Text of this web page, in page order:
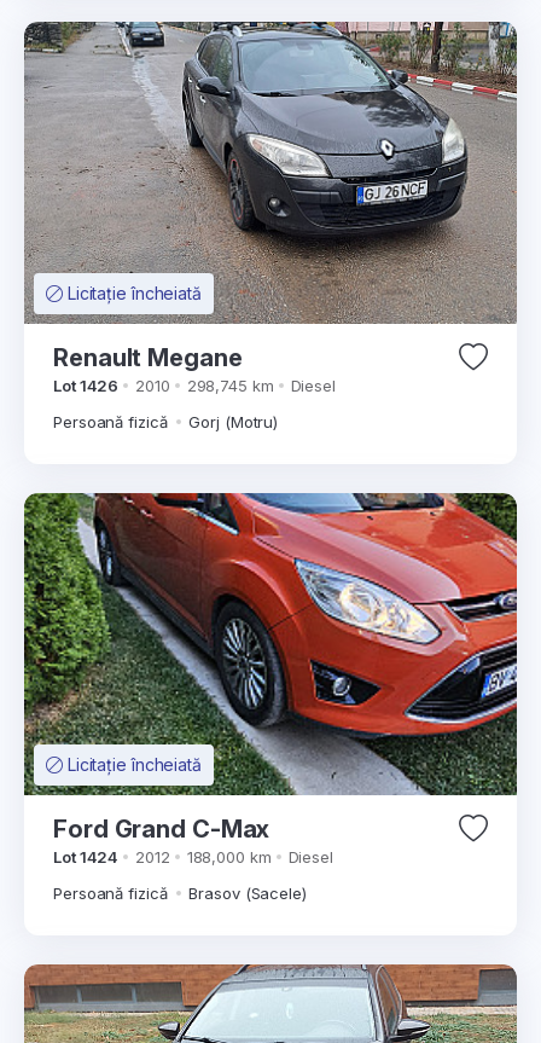
Licitație încheiată
Renault Megane
Lot 1426 2010 298,745 km
Diesel
Persoană fizică
Gorj (Motru)
Licitație încheiată
Ford Grand C-Max
Lot 1424 2012 188,000 km
Diesel
Persoană fizică
Brasov (Sacele)